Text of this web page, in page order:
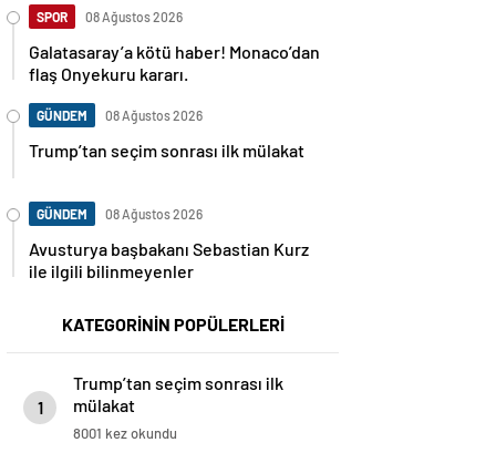
SPOR 08 Ağustos 2026
Galatasaray’a kötü haber! Monaco’dan
flaş Onyekuru kararı.
GÜNDEM 08 Ağustos 2026
Trump’tan seçim sonrası ilk mülakat
GÜNDEM 08 Ağustos 2026
Avusturya başbakanı Sebastian Kurz
ile ilgili bilinmeyenler
KATEGORİNİN POPÜLERLERİ
1
Trump’tan seçim sonrası ilk
mülakat
8001 kez okundu